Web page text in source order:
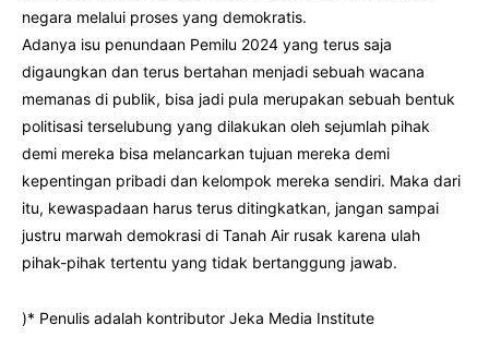
negara melalui proses yang demokratis.
Adanya isu penundaan Pemilu 2024 yang terus saja
digaungkan dan terus bertahan menjadi sebuah wacana
memanas di publik, bisa jadi pula merupakan sebuah bentuk
politisasi terselubung yang dilakukan oleh sejumlah pihak
demi mereka bisa melancarkan tujuan mereka demi
kepentingan pribadi dan kelompok mereka sendiri. Maka dari
itu, kewaspadaan harus terus ditingkatkan, jangan sampai
justru marwah demokrasi di Tanah Air rusak karena ulah
pihak-pihak tertentu yang tidak bertanggung jawab.
)* Penulis adalah kontributor Jeka Media Institute